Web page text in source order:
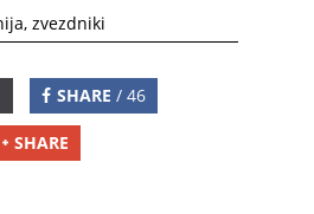
, zvezdniki
SHARE / 46
SHARE